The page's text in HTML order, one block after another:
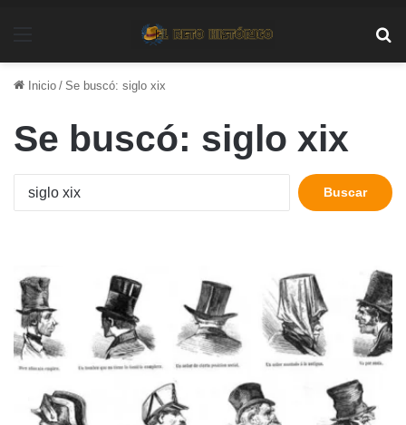
Inicio / Se buscó: siglo xix
Se buscó: siglo xix
Buscar: